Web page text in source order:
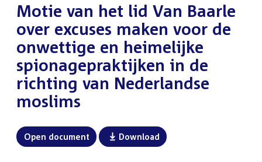
:Motie van het lid Van Baarle
over excuses maken voor de
onwettige en heimelijke
spionagepraktijken in de
richting van Nederlandse
moslims
Open document Download